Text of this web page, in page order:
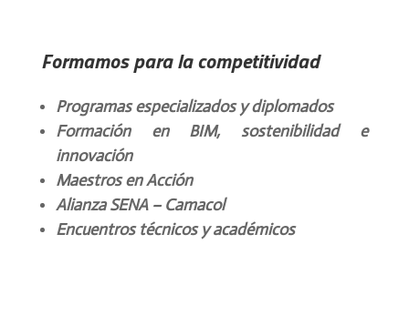
Formamos para la competitividad
Programas especializados y diplomados
Formación en BIM, sostenibilidad e
innovación
Maestros en Acción
Alianza SENA – Camacol
Encuentros técnicos y académicos